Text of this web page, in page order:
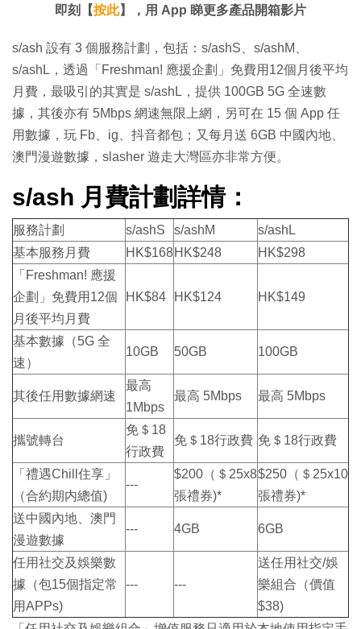
:
1
6
%
時
間
即刻【按此】，用 App 睇更多產品開箱影片
s/ash 設有 3 個服務計劃，包括：s/ashS、s/ashM、
s/ashL，透過「Freshman! 應援企劃」免費用12個月後平均
月費，最吸引的其實是 s/ashL，提供 100GB 5G 全速數
據，其後亦有 5Mbps 網速無限上網，另可在 15 個 App 任
用數據，玩 Fb、ig、抖音都包；又每月送 6GB 中國內地、
澳門漫遊數據，slasher 遊走大灣區亦非常方便。
s/ash 月費計劃詳情：
服務計劃 s/ashS s/ashM
s/ashL
基本服務月費
HK$168HK$248
HK$298
「Freshman! 應援
企劃」免費用12個
月後平均月費
HK$84 HK$124 HK$149
基本數據（5G 全
速）
10GB 50GB 100GB
其後任用數據網速
最高
1Mbps
最高 5Mbps 最高 5Mbps
攜號轉台
免＄18
行政費
免＄18行政費 免＄18行政費
「禮遇Chill住享」
（合約期内總值)
---
$200（＄25x8
張禮券)*
$250（＄25x10
張禮券)*
送中國內地、澳門
漫遊數據
--- 4GB 6GB
任用社交及娛樂數
據（包15個指定常
用APPs)
--- ---
送任用社交/娛
樂組合（價值
$38)